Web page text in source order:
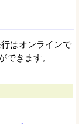
はオンラインで
できます。